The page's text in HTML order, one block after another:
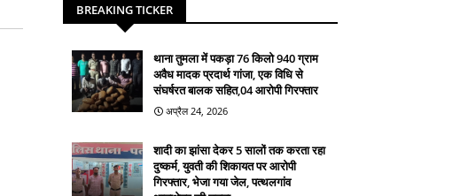
BREAKING TICKER
थाना तुमला में पकड़ा 76 किलो 940 ग्राम
अवैध मादक प्रदार्थ गांजा, एक विधि से
संघर्षरत बालक सहित,04 आरोपी गिरफ्तार
अप्रैल 24, 2026
शादी का झांसा देकर 5 सालों तक करता रहा
दुष्कर्म, युवती की शिकायत पर आरोपी
गिरफ्तार, भेजा गया जेल, पत्थलगांव